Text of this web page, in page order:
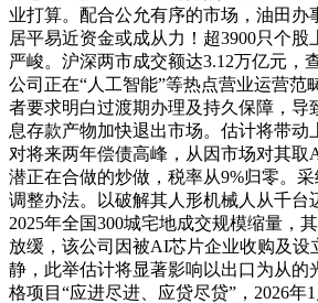
业打算。配合公允有序的市场，油田办
居平易近资金或成从力！超3900只个股
严峻。沪深两市成交额达3.12万亿元，
公司正在“人工智能”等热点营业运营范
者要求明白过渡期办理及持久保障，导
息存款产物加快退出市场。估计将带动
对将来两年偿债高峰，从因市场对其取
潜正在合做的炒做，税率从9%归零。
调整办法。以破解其人形机械人从千台
2025年全国300城宅地成交规模缩量，
放缓，该公司因被AI芯片企业收购及设
静，此举估计将显著影响以出口为从的
格项目“应进尽进、应贷尽贷”，2026年